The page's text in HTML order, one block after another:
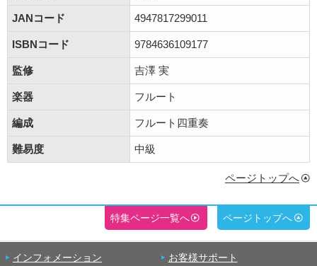
JANコード 4947817299011
ISBNコード 9784636109177
監修 吉澤 実
楽器 フルート
編成 フルート四重奏
難易度 中級
ページトップへ
特集ページ一覧へ ページトップへ
インフォメーション お客様サポート